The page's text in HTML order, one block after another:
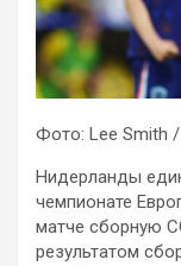
Фото: Lee Smith
Нидерланды
чемпионате
матче сборную
результатом